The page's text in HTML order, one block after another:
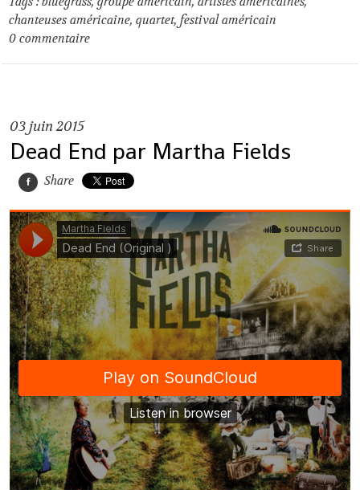
chanteuses américaine,quartet,festival américain
0 commentaire
03juin 2015
Dead End par Martha Fields
Share